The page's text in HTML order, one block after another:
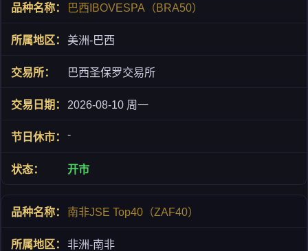
巴西IBOVESPA（BRA50）
美洲-巴西
巴西圣保罗交易所
2026-08-10 周一
-
开市
南非JSE Top40（ZAF40）
非洲-南非